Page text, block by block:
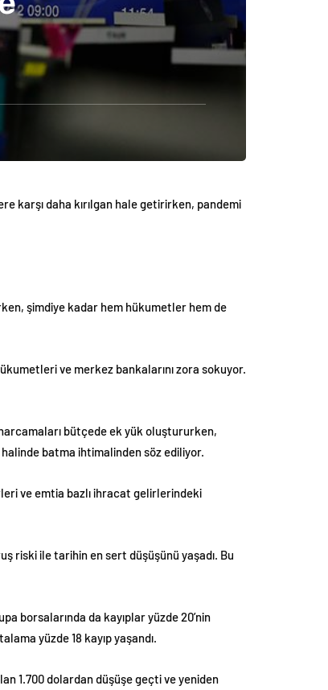
karşı daha kırılgan hale getirirken, pandemi
şimdiye kadar hem hükumetler hem de
ve merkez bankalarını zora sokuyor.
bütçede ek yük oluştururken,
batma ihtimalinden söz ediliyor.
ve emtia bazlı ihracat gelirlerindeki
riski ile tarihin en sert düşüşünü yaşadı. Bu
borsalarında da kayıplar yüzde 20’nin
yüzde 18 kayıp yaşandı.
1.700 dolardan düşüşe geçti ve yeniden